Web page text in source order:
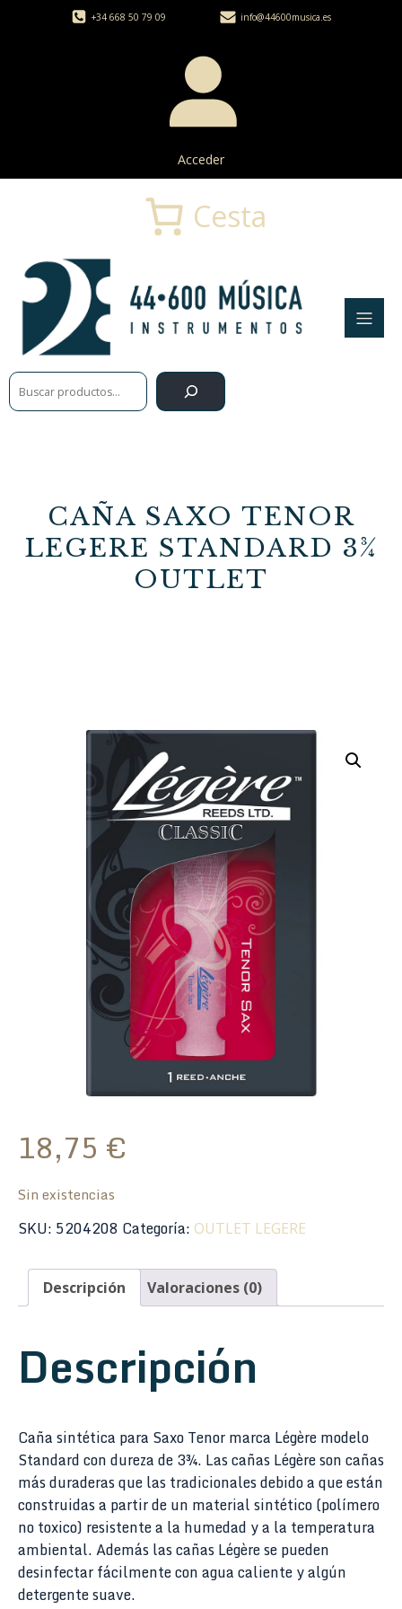
+34 668 50 79 09 info@44600musica.es
Acceder
Buscar
Cesta
CAÑA SAXO TENOR
LEGERE STANDARD 3¾
OUTLET
18,75 €
Sin existencias
SKU: 5204208 Categoría: OUTLET LEGERE
Descripción Valoraciones (0)
Descripción
Caña sintética para Saxo Tenor marca Légère modelo
Standard con dureza de 3¾. Las cañas Légère son cañas
más duraderas que las tradicionales debido a que están
construidas a partir de un material sintético (polímero
no toxico) resistente a la humedad y a la temperatura
ambiental. Además las cañas Légère se pueden
desinfectar fácilmente con agua caliente y algún
detergente suave.